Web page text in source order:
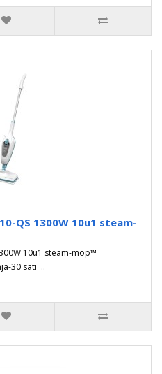
QS 1300W 10u1 steam-
10u1 steam-mop™
30 sati ..